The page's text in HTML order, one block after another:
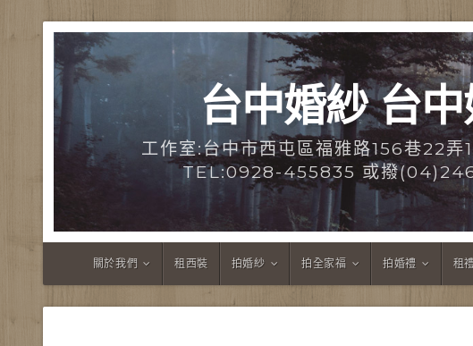
台中婚紗 台
工作室:台中市西屯區福雅路156巷22
TEL:0928-455835 或撥
關於我們 租西裝 拍婚紗 拍全家福 拍婚禮 租